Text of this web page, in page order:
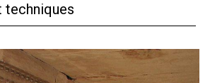
techniques